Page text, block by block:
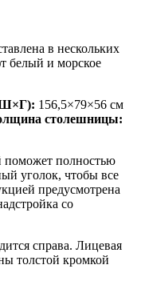
в нескольких
белый и морское
156,5×79×56 см
столешницы:
полностью
уголок, чтобы все
предусмотрена
со
справа. Лицевая
толстой кромкой